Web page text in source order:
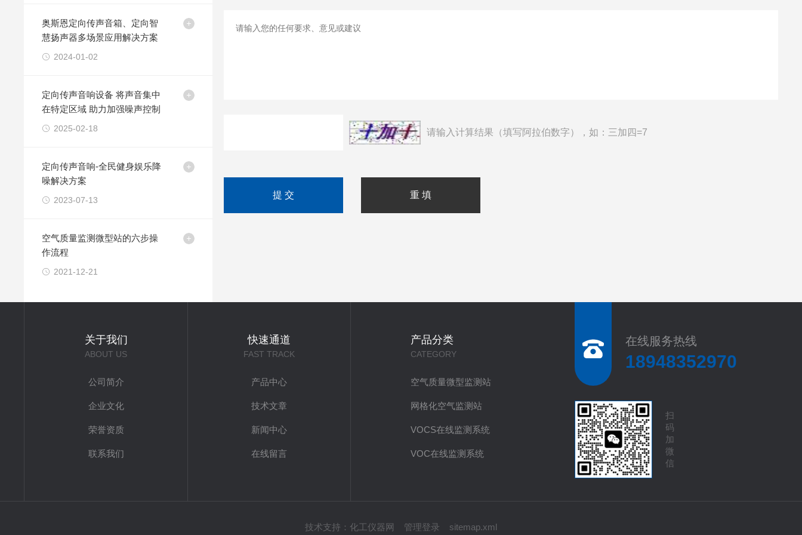
奥斯恩定向传声音箱、定向智
慧扬声器多场景应用解决方案
2024-01-02
定向传声音响设备 将声音集中
在特定区域 助力加强噪声控制
2025-02-18
定向传声音响-全民健身娱乐降
噪解决方案
2023-07-13
空气质量监测微型站的六步操
作流程
2021-12-21
请输入计算结果（填写阿拉伯数字），如：三加四=7
关于我们
ABOUT US
公司简介
企业文化
荣誉资质
联系我们
快速通道
FAST TRACK
产品中心
技术文章
新闻中心
在线留言
产品分类
CATEGORY
空气质量微型监测站
网格化空气监测站
VOCS在线监测系统
VOC在线监测系统
在线服务热线
18948352970
扫
码
加
微
信
技术支持： 化工仪器网 管理登录 sitemap.xml